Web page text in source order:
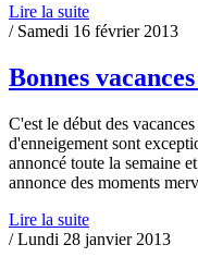
Lire la suite
/ Samedi 16 février 2013
Bonnes
C'est le début des
d'enneigement sont
annoncé toute la semaine
annonce des moments
Lire la suite
/ Lundi 28 janvier 2013